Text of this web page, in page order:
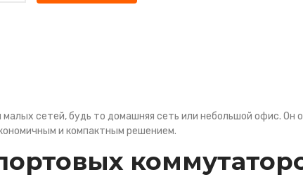
сетей, будь то домашняя сеть или небольшой офис. Он
и компактным решением.